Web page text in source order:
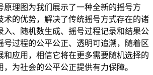
原理图为我们展示了一种全新的摇号方
术的优势，解决了传统摇号方式存在的诸
入、随机数生成、摇号过程记录和结果公
号过程的公平公正、透明可追溯，随着区
和应用，相信它将在更多需要随机选择的
为社会的公平公正提供有力保障。